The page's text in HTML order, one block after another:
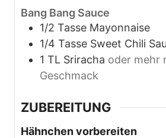
Bang Bang Sauce
1/2 Tasse Mayonnaise
1/4 Tasse Sweet Chili
1 TL Sriracha oder mehr
Geschmack
ZUBEREITUNG
Hähnchen vorbereiten